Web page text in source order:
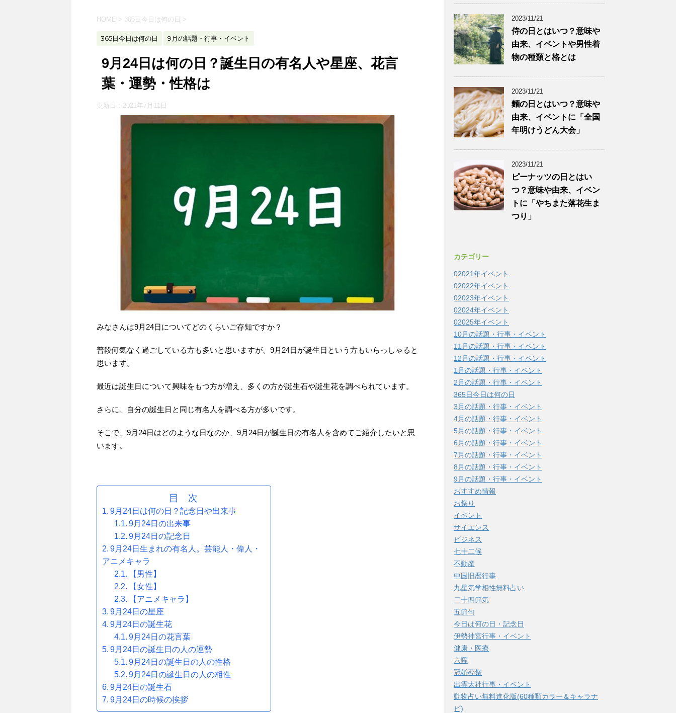
HOME > 365日今日は何の日 >
365日今日は何の日 9月の話題・行事・イベント
9月24日は何の日？誕生日の有名人や星座、花言
葉・運勢・性格は
更新日： 2021年7月11日
みなさんは9月24日についてどのくらいご存知ですか？
普段何気なく過ごしている方も多いと思いますが、9月24日が誕生日という方もいらっしゃると
思います。
最近は誕生日について興味をもつ方が増え、多くの方が誕生石や誕生花を調べられています。
さらに、自分の誕生日と同じ有名人を調べる方が多いです。
そこで、9月24日はどのような日なのか、9月24日が誕生日の有名人を含めてご紹介したいと思
います。
目 次
9月24日は何の日？記念日や出来事
9月24日の出来事
9月24日の記念日
9月24日生まれの有名人。芸能人・偉人・
アニメキャラ
【男性】
【女性】
【アニメキャラ】
9月24日の星座
9月24日の誕生花
9月24日の花言葉
9月24日の誕生日の人の運勢
9月24日の誕生日の人の性格
9月24日の誕生日の人の相性
9月24日の誕生石
9月24日の時候の挨拶
2023/11/21
侍の日とはいつ？意味や
由来、イベントや男性着
物の種類と格とは
2023/11/21
麵の日とはいつ？意味や
由来、イベントに「全国
年明けうどん大会」
2023/11/21
ピーナッツの日とはい
つ？意味や由来、イベン
トに「やちまた落花生ま
つり」
カテゴリー
02021年イベント
02022年イベント
02023年イベント
02024年イベント
02025年イベント
10月の話題・行事・イベント
11月の話題・行事・イベント
12月の話題・行事・イベント
1月の話題・行事・イベント
2月の話題・行事・イベント
365日今日は何の日
3月の話題・行事・イベント
4月の話題・行事・イベント
5月の話題・行事・イベント
6月の話題・行事・イベント
7月の話題・行事・イベント
8月の話題・行事・イベント
9月の話題・行事・イベント
おすすめ情報
お祭り
イベント
サイエンス
ビジネス
七十二候
不動産
中国旧暦行事
九星気学相性無料占い
二十四節気
五節句
今日は何の日・記念日
伊勢神宮行事・イベント
健康・医療
六曜
冠婚葬祭
出雲大社行事・イベント
動物占い無料進化版(60種類カラー＆キャラナ
ビ)